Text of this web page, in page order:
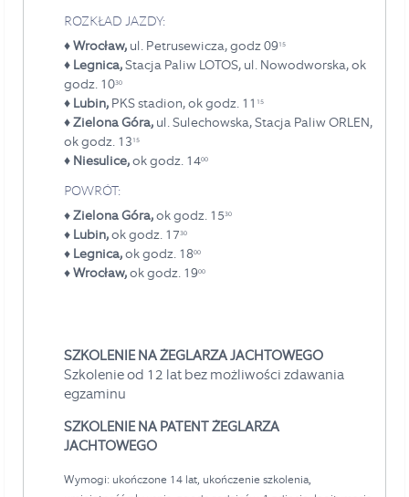
ROZKŁAD JAZDY:
♦ Wrocław, ul. Petrusewicza, godz 0915
♦ Legnica,Stacja Paliw LOTOS, ul. Nowodworska, ok
godz. 1030
♦ Lubin, PKS stadion, ok godz. 11 15
♦ Zielona Góra, ul. Sulechowska, Stacja Paliw ORLEN,
ok godz. 13 15
♦ Niesulice,ok godz. 1400
POWRÓT:
♦Zielona Góra,ok godz. 1530
♦ Lubin,ok godz. 1730
♦ Legnica,ok godz. 1800
♦Wrocław,ok godz. 1900
SZKOLENIE NA ŻEGLARZA JACHTOWEGO
Szkolenie od 12 lat bez możliwości zdawania
egzaminu
SZKOLENIE NA PATENT ŻEGLARZA
JACHTOWEGO
Wymogi: ukończone 14 lat, ukończenie szkolenia,